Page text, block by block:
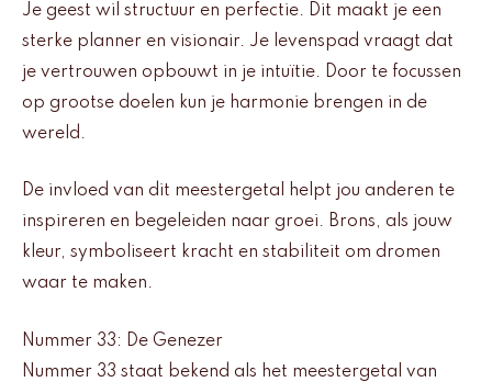
Je geest wil structuur en perfectie. Dit maakt je een
sterke planner en visionair. Je levenspad vraagt dat
je vertrouwen opbouwt in je intuïtie. Door te focussen
op grootse doelen kun je harmonie brengen in de
wereld.
De invloed van dit meestergetal helpt jou anderen te
inspireren en begeleiden naar groei. Brons, als jouw
kleur, symboliseert kracht en stabiliteit om dromen
waar te maken.
Nummer 33: De Genezer
Nummer 33 staat bekend als het meestergetal van